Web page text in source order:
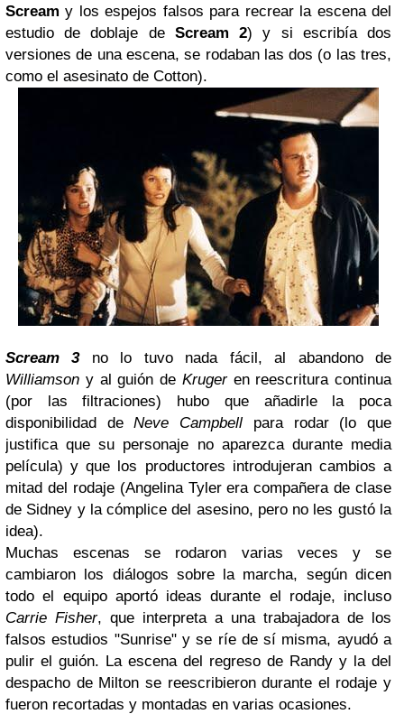
Scream y los espejos falsos para recrear la escena del
estudio de doblaje de Scream 2) y si escribía dos
versiones de una escena, se rodaban las dos (o las tres,
como el asesinato de Cotton).
Scream 3no lo tuvo nada fácil, al abandono de
Williamson y al guión de Krugeren reescritura continua
(por las filtraciones) hubo que añadirle la poca
disponibilidad deNeve Campbell para rodar (lo que
justifica que su personaje no aparezca durante media
película) y que los productores introdujeran cambios a
mitad del rodaje (Angelina Tyler era compañera de clase
de Sidney y la cómplice del asesino, pero no les gustó la
idea).
Muchas escenas se rodaron varias veces y se
cambiaron los diálogos sobre la marcha, según dicen
todo el equipo aportó ideas durante el rodaje, incluso
Carrie Fisher, que interpreta a una trabajadora de los
falsos estudios "Sunrise" y se ríe de sí misma, ayudó a
pulir el guión. La escena del regreso de Randy y la del
despacho de Milton se reescribieron durante el rodaje y
fueron recortadas y montadas en varias ocasiones.